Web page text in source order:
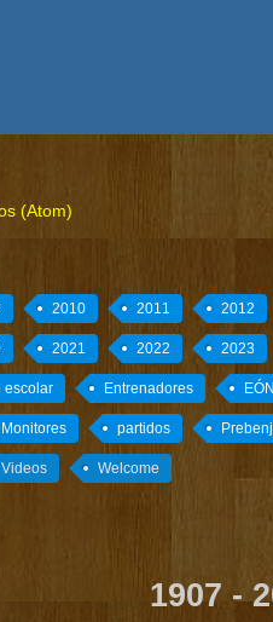
(Atom)
2010 2011 2012
2021 2022 2023
escolar Entrenadores EÓN
Monitores partidos
Videos Welcome
1907 -